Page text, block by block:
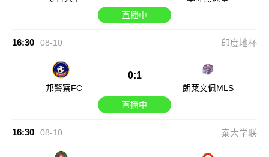
直播中
16:30 08-10 印度地杯
邦警察FC
0:1
朗莱文佩MLS
直播中
16:30 08-10 泰大学联